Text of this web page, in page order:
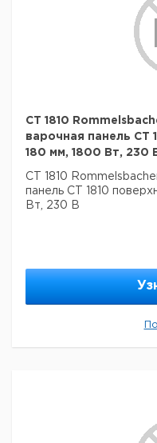
CT 1810
варочная панель CT
180 мм, 1800 Вт, 230
CT 1810
панель CT 1810
Вт, 230 В